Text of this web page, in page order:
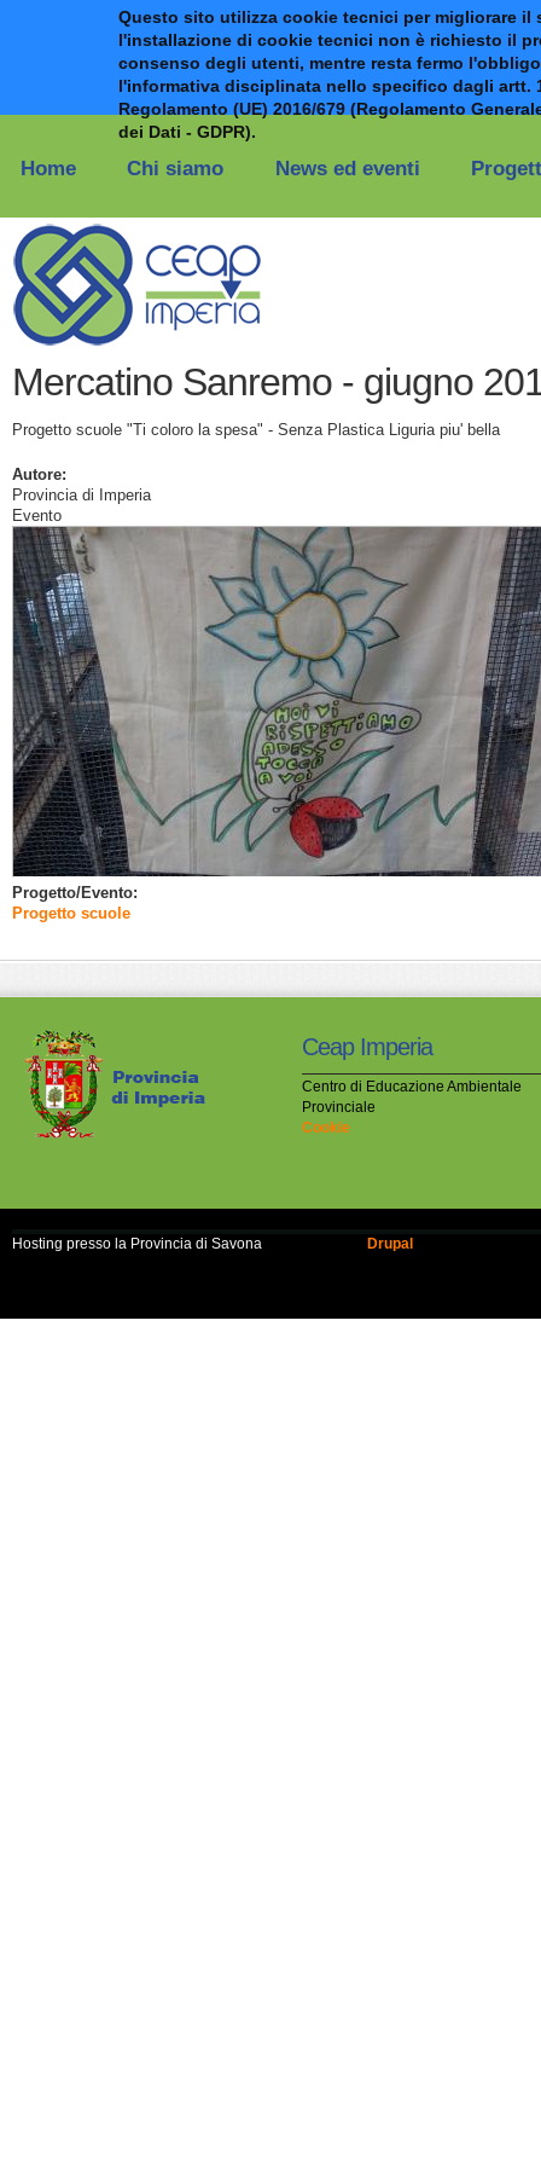
Questo sito utilizza cookie tecnici per migliorare il
l'installazione di cookie tecnici non è richiesto il
consenso degli utenti, mentre resta fermo
l'informativa disciplinata nello specifico dagli artt.
Regolamento (UE) 2016/679 (Regolamento
dei Dati - GDPR).
Salta al contenuto principale
Home Chi siamo News ed eventi
Mercatino Sanremo - giugno
Progetto scuole "Ti coloro la spesa" - Senza Plastica Liguria piu' bella
Autore:
Provincia di Imperia
Evento
Progetto/Evento:
Progetto scuole
Ceap Imperia
Centro di Educazione Ambientale
Provinciale
Cookie
Hosting presso la Provincia di Savona Drupal